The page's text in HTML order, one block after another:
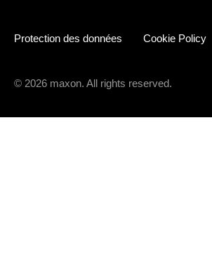
Protection des données Cookie Policy
© 2026 maxon. All rights reserved.